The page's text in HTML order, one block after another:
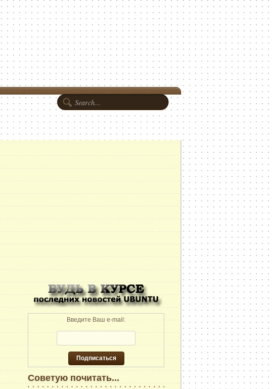
Введите Ваш e-mail:
Советую почитать...